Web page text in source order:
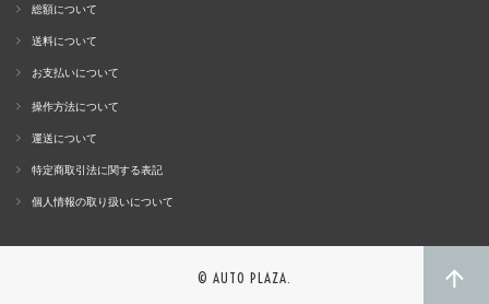
総額について
送料について
お支払いについて
操作方法について
運送について
特定商取引法に関する表記
個人情報の取り扱いについて
© AUTO PLAZA.